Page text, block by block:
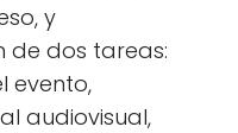
y
de dos tareas:
evento,
audiovisual,